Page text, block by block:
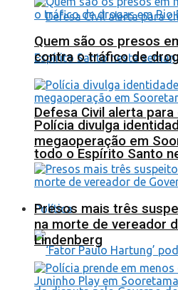
Defesa Civil alerta
todo o Espírito Santo
Política
Quem são os presos
contra o tráfico de
Polícia divulga
megaoperação em
Presos mais três
na morte de vereador
Lindenberg